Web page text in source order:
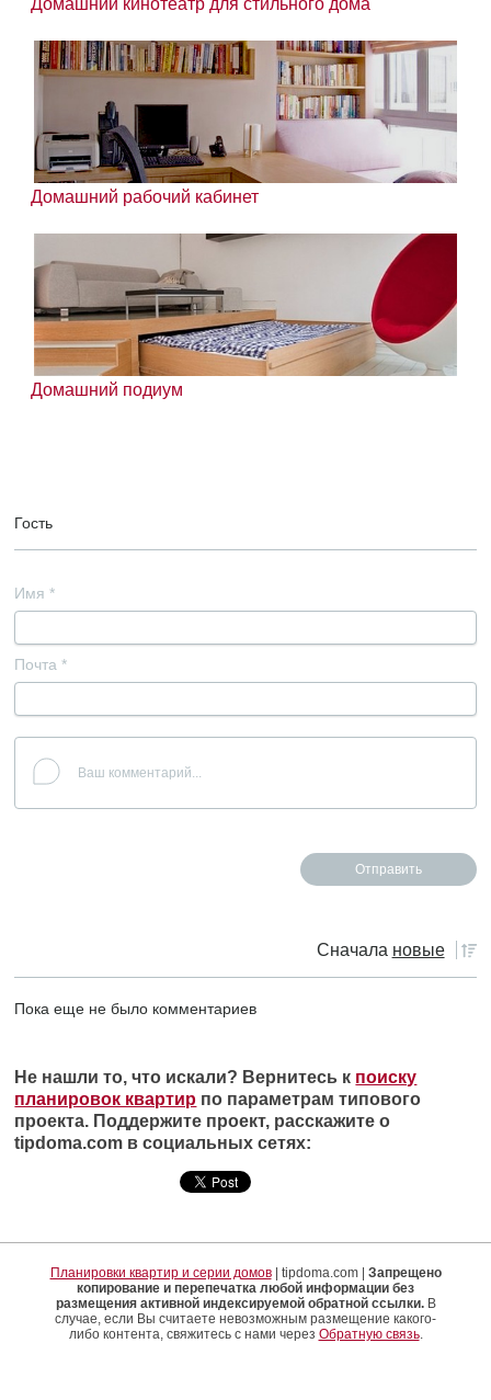
Домашний рабочий кабинет
Домашний подиум
Гость
Имя *
Почта *
Сначала новые
Пока еще не было комментариев
Не нашли то, что искали? Вернитесь к поиску
планировок квартир по параметрам типового
проекта. Поддержите проект, расскажите о
tipdoma.com в социальных сетях:
Планировки квартир и серии домов| tipdoma.com | Запрещено
копирование и перепечатка любой информации без
размещения активной индексируемой обратной ссылки.В
случае, если Вы считаете невозможным размещение какого-
либо контента, свяжитесь с нами через Обратную связь.